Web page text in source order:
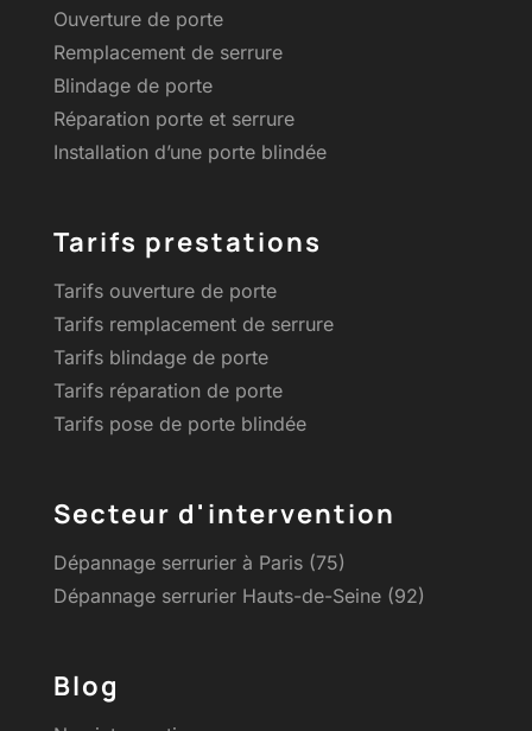
Ouverture de porte
Remplacement de serrure
Blindage de porte
Réparation porte et serrure
Installation d’une porte blindée
Tarifs prestations
Tarifs ouverture de porte
Tarifs remplacement de serrure
Tarifs blindage de porte
Tarifs réparation de porte
Tarifs pose de porte blindée
Secteur d'intervention
Dépannage serrurier à Paris (75)
Dépannage serrurier Hauts-de-Seine (92)
Blog